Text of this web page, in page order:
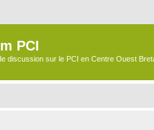
PCI
discussion sur le PCI en Centre Ouest